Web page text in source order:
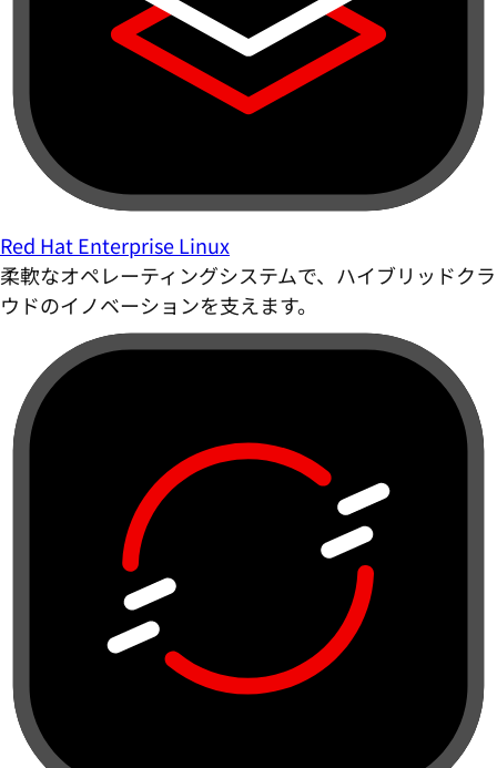
Red Hat Enterprise Linux
柔軟なオペレーティングシステムで、ハイブリッドクラ
ウドのイノベーションを支えます。